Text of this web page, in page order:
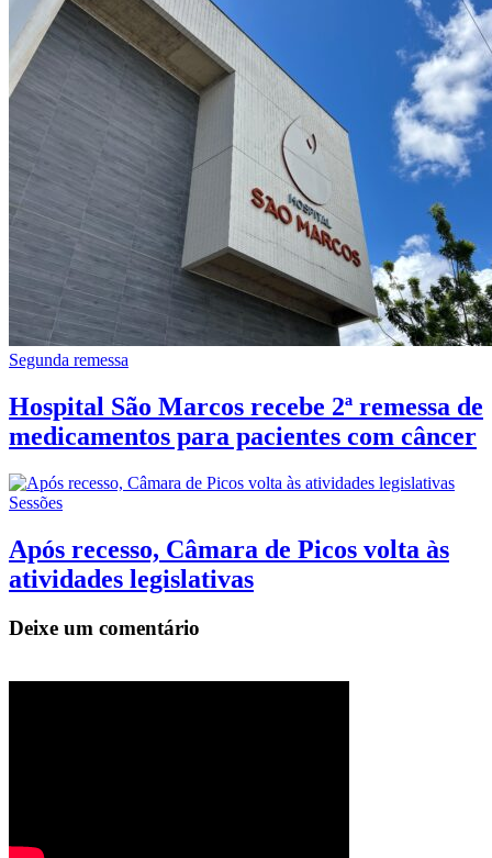
Segunda remessa
Hospital São Marcos recebe 2ª remessa de
medicamentos para pacientes com câncer
Sessões
Após recesso, Câmara de Picos volta às
atividades legislativas
Deixe um comentário